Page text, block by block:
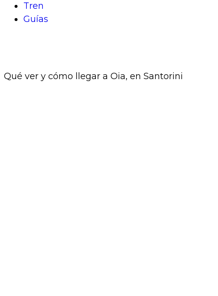
Tren
Guías
Qué ver y cómo llegar a Oia, en Santorini